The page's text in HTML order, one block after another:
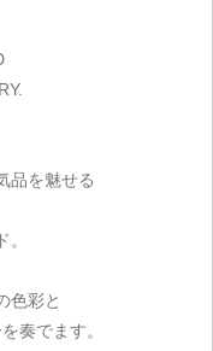
品を魅せる
色彩と
奏でます。